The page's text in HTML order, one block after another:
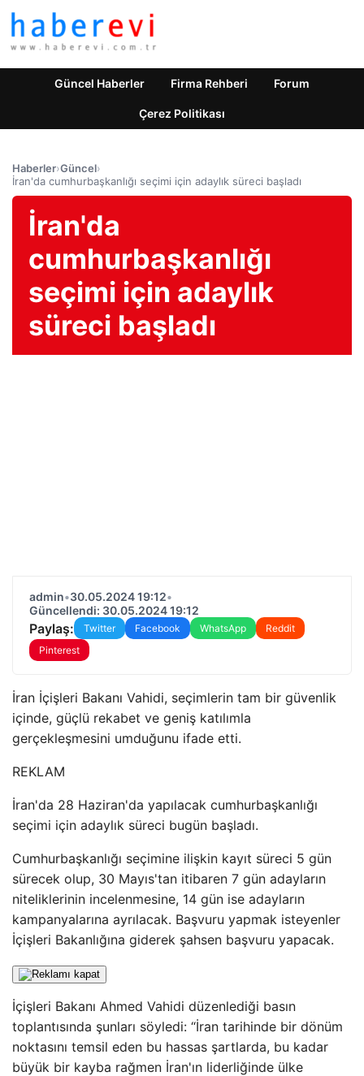
Güncel Haberler Firma Rehberi Forum
Çerez Politikası
Haberler›Güncel›
İran'da cumhurbaşkanlığı seçimi için adaylık süreci başladı
İran'da
cumhurbaşkanlığı
seçimi için adaylık
süreci başladı
admin•30.05.2024 19:12•
Güncellendi: 30.05.2024 19:12
Paylaş: Twitter Facebook WhatsApp
Reddit
Pinterest
İran İçişleri Bakanı Vahidi, seçimlerin tam bir güvenlik
içinde, güçlü rekabet ve geniş katılımla
gerçekleşmesini umduğunu ifade etti.
REKLAM
İran'da 28 Haziran'da yapılacak cumhurbaşkanlığı
seçimi için adaylık süreci bugün başladı.
Cumhurbaşkanlığı seçimine ilişkin kayıt süreci 5 gün
sürecek olup, 30 Mayıs'tan itibaren 7 gün adayların
niteliklerinin incelenmesine, 14 gün ise adayların
kampanyalarına ayrılacak. Başvuru yapmak isteyenler
İçişleri Bakanlığına giderek şahsen başvuru yapacak.
İçişleri Bakanı Ahmed Vahidi düzenlediği basın
toplantısında şunları söyledi: “İran tarihinde bir dönüm
noktasını temsil eden bu hassas şartlarda, bu kadar
büyük bir kayba rağmen İran'ın liderliğinde ülke